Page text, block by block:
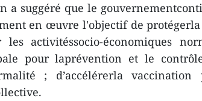
a suggéré que le
en œuvre l'objectif de
activitéssocio-économiques
pour laprévention et le
; d’accélérerla